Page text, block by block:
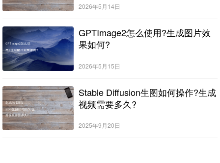
2026年5月14日
GPTImage2怎么使用?生成图片效
果如何?
2026年5月15日
Stable Diffusion生图如何操作?生成
视频需要多久?
2025年9月20日